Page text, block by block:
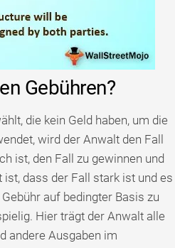
Gebühren?
die kein Geld haben, um die
wird der Anwalt den Fall
ist, den Fall zu gewinnen und
dass der Fall stark ist und es
auf bedingter Basis zu
Hier trägt der Anwalt alle
andere Ausgaben im